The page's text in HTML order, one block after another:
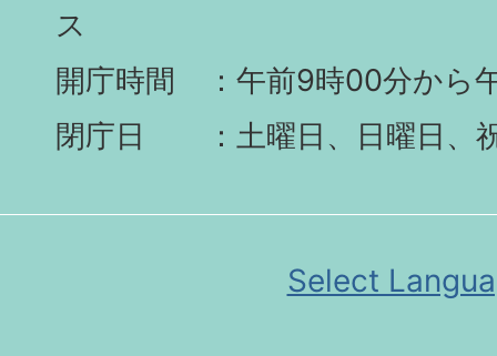
ス
開庁時間
午前9時00分から
閉庁日
土曜日、日曜日、
Select